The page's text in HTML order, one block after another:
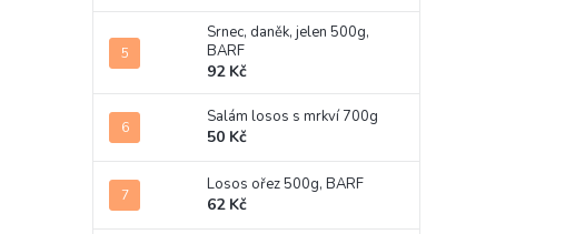
Srnec, daněk, jelen 500g,
BARF
92 Kč
Salám losos s mrkví 700g
50 Kč
Losos ořez 500g, BARF
62 Kč